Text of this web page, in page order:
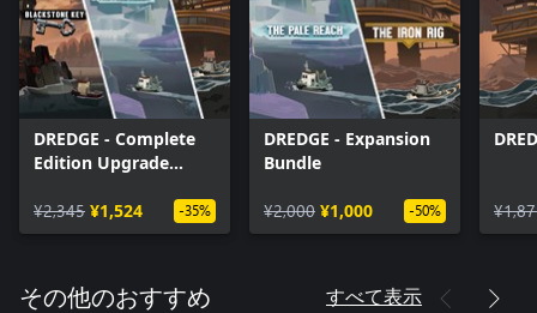
DREDGE - Complete
Edition Upgrade
¥2,345 ¥1,524 -35%
DREDGE - Expansion
Bundle
¥2,000 ¥1,000 -50%
その他のおすすめ すべて表示